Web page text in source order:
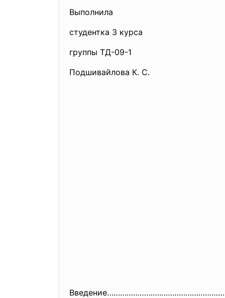
Выполнила
студентка 3 курса
группы ТД-09-1
Подшивайлова К. С.